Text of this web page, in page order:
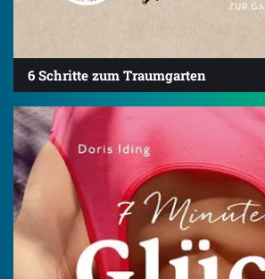
6 Schritte zum Traumgarten